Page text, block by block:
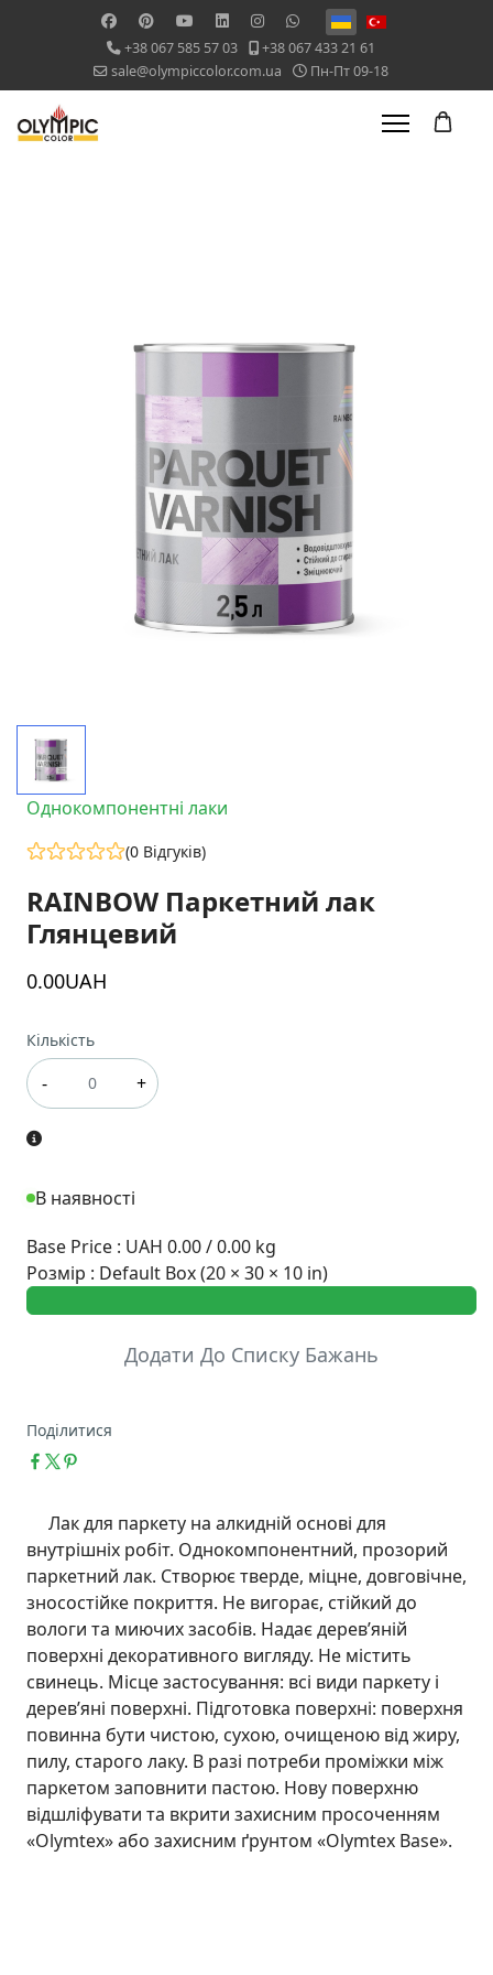
Оберіть свою мову
+38 067 585 57 03
+38 067 433 21 61
sale@olympiccolor.com.ua
Пн-Пт 09-18
Однокомпонентні лаки
(0 Відгуків)
RAINBOW Паркетний лак
Глянцевий
0.00UAH
Кількість
- +
В наявності
Base Price : UAH 0.00 / 0.00 kg
Розмір : Default Box (20 × 30 × 10 in)
Додати До Списку Бажань
Поділитися
Лак для паркету на алкидній основі для
внутрішніх робіт. Однокомпонентний, прозорий
паркетний лак. Створює тверде, міцне, довговічне,
зносостійке покриття. Не вигорає, стійкий до
вологи та миючих засобів. Надає дерев’яній
поверхні декоративного вигляду. Не містить
свинець. Місце застосування: всі види паркету і
дерев’яні поверхні. Підготовка поверхні: поверхня
повинна бути чистою, сухою, очищеною від жиру,
пилу, старого лаку. В разі потреби проміжки між
паркетом заповнити пастою. Нову поверхню
відшліфувати та вкрити захисним просоченням
«Olymtex» або захисним ґрунтом «Olymtex Base».